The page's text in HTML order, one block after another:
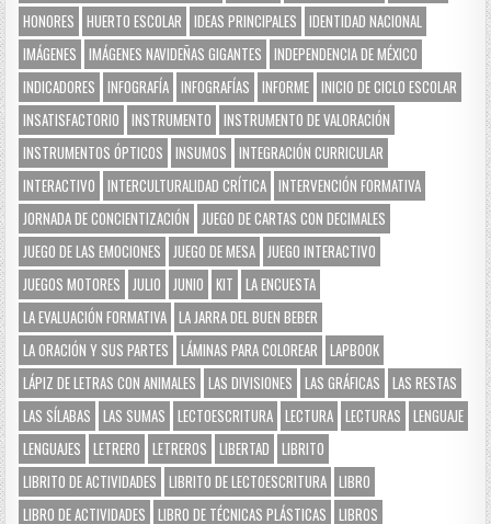
HONORES
HUERTO ESCOLAR IDEAS PRINCIPALES
IDENTIDAD NACIONAL
IMÁGENES
IMÁGENES NAVIDEÑAS GIGANTES
INDEPENDENCIA DE MÉXICO
INDICADORES
INFOGRAFÍA INFOGRAFÍAS INFORME INICIO DE CICLO ESCOLAR
INSATISFACTORIO
INSTRUMENTO
INSTRUMENTO DE VALORACIÓN
INSTRUMENTOS ÓPTICOS
INSUMOS
INTEGRACIÓN CURRICULAR
INTERACTIVO
INTERCULTURALIDAD CRÍTICA INTERVENCIÓN FORMATIVA
JORNADA DE CONCIENTIZACIÓN
JUEGO DE CARTAS CON DECIMALES
JUEGO DE LAS EMOCIONES
JUEGO DE MESA JUEGO INTERACTIVO
JUEGOS MOTORES
JULIO JUNIO KIT
LA ENCUESTA
LA EVALUACIÓN FORMATIVA LA JARRA DEL BUEN BEBER
LA ORACIÓN Y SUS PARTES
LÁMINAS PARA COLOREAR
LAPBOOK
LÁPIZ DE LETRAS CON ANIMALES
LAS DIVISIONES LAS GRÁFICAS
LAS RESTAS
LAS SÍLABAS
LAS SUMAS LECTOESCRITURA LECTURA LECTURAS
LENGUAJE
LENGUAJES
LETRERO LETREROS LIBERTAD
LIBRITO
LIBRITO DE ACTIVIDADES
LIBRITO DE LECTOESCRITURA LIBRO
LIBRO DE ACTIVIDADES
LIBRO DE TÉCNICAS PLÁSTICAS LIBROS